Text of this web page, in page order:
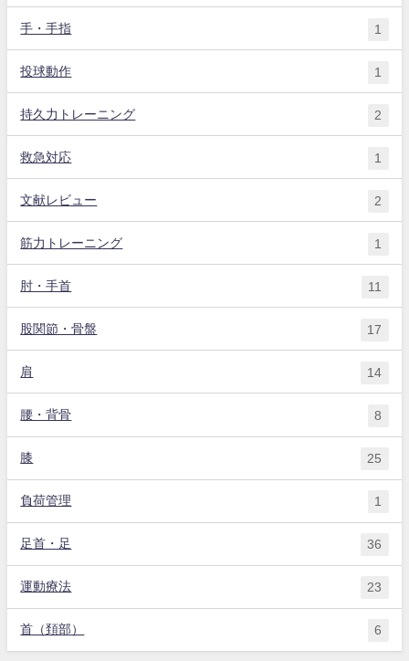
手・手指 1
投球動作 1
持久力トレーニング 2
救急対応 1
文献レビュー 2
筋力トレーニング 1
肘・手首 11
股関節・骨盤 17
肩 14
腰・背骨 8
膝 25
負荷管理 1
足首・足 36
運動療法 23
首（頚部） 6